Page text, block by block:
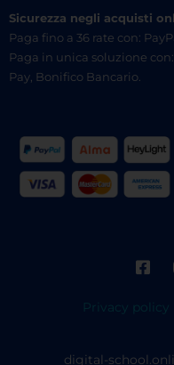
Sicurezza negli acquisti
Paga fino a 36 rate con:
Paga in unica soluzione
Pay, Bonifico Bancario.
Privacy policy
digital-